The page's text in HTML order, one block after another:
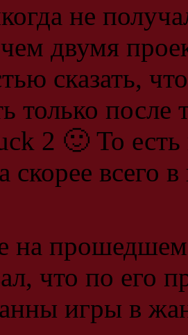
не
двумя
сказать,
только после
2 🙂 То
скорее всего
на
что по его
игры в